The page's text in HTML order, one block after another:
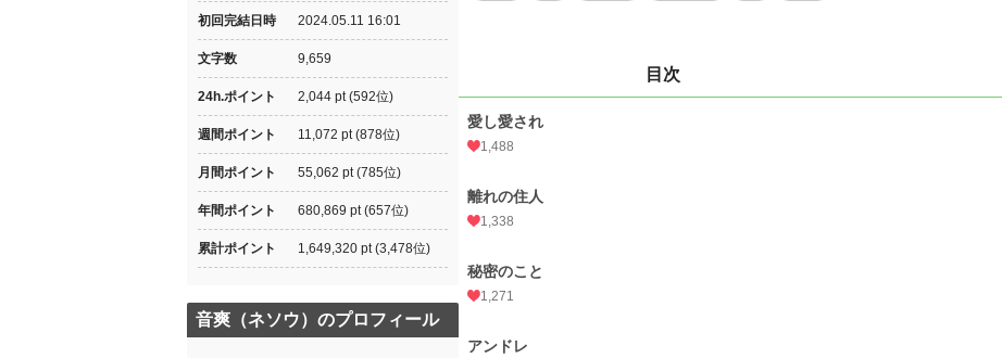
目次
愛し愛され
1,488
離れの住人
1,338
秘密のこと
1,271
アンドレ
初回完結日時 2024.05.11 16:01
文字数 9,659
24h.ポイント 2,044 pt (592位)
週間ポイント 11,072 pt (878位)
月間ポイント 55,062 pt (785位)
年間ポイント 680,869 pt (657位)
累計ポイント 1,649,320 pt (3,478位)
音爽（ネソウ）のプロフィール